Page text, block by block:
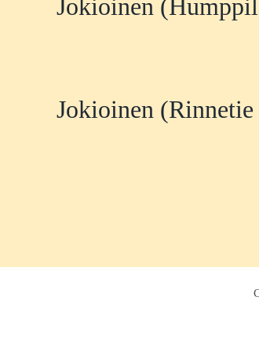
Jokioinen
Jokioinen (Rinnetie